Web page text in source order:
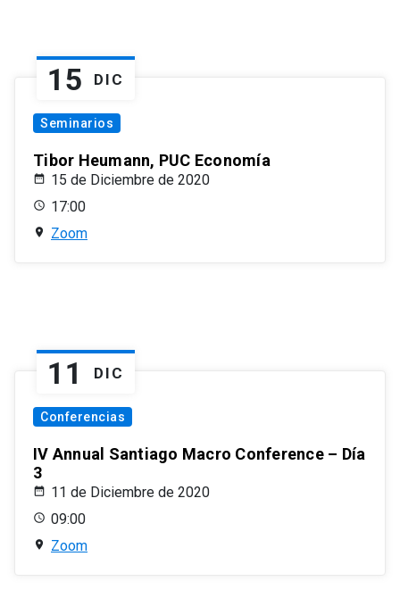
15 DIC
Seminarios
Tibor Heumann, PUC Economía
15 de Diciembre de 2020
17:00
Zoom
11 DIC
Conferencias
IV Annual Santiago Macro Conference – Día
3
11 de Diciembre de 2020
09:00
Zoom